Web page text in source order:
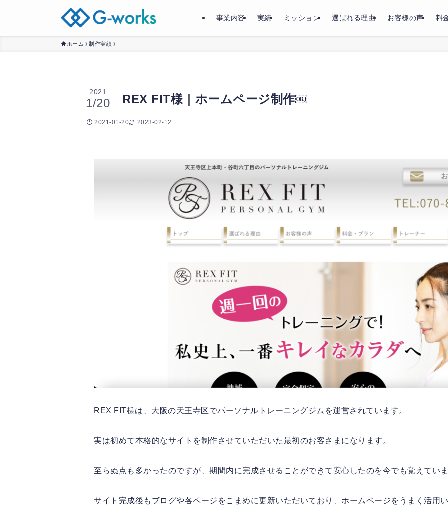
事業内容 実績 ミッション 選ばれる理由 お客様の声 料
ホーム 制作実績
REX FIT様｜ホームページ制作￼
2021
1/20
2021-01-20 2023-02-12
REX FIT様は、大阪の天王寺区でパーソナルトレーニングジムを運営されています。
実は初めて本格的なサイトを制作させていただいた最初のお客さまになります。
至らぬ点も多かったのですが、期間内に完成させることができて安心したのを今でも覚えていま
サイト完成後もブログや各ページをこまめに更新いただいており、ホームページをうまく活用